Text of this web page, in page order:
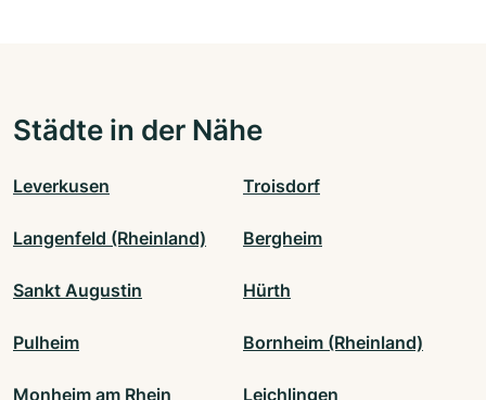
Städte in der Nähe
Leverkusen Troisdorf
Langenfeld (Rheinland) Bergheim
Sankt Augustin Hürth
Pulheim Bornheim (Rheinland)
Monheim am Rhein Leichlingen